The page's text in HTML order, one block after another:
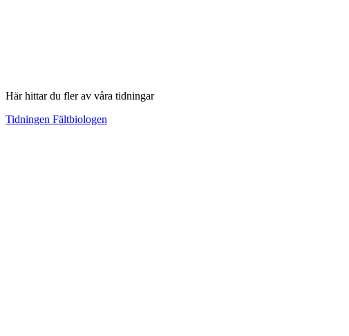
Här hittar du fler av våra tidningar
Tidningen Fältbiologen